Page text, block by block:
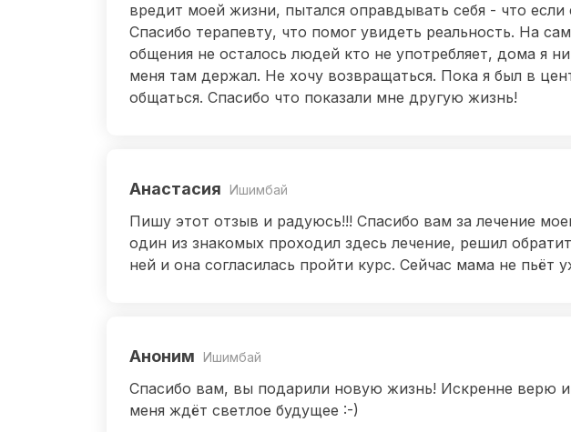
вредит моей жизни, пытался оправдывать себя - что если
Спасибо терапевту, что помог увидеть реальность. На
общения не осталось людей кто не употребляет, дома я
меня там держал. Не хочу возвращаться. Пока я был в
общаться. Спасибо что показали мне другую жизнь!
Анастасия Ишимбай
Пишу этот отзыв и радуюсь!!! Спасибо вам за лечение
один из знакомых проходил здесь лечение, решил
ней и она согласилась пройти курс. Сейчас мама не пьёт
Аноним Ишимбай
Спасибо вам, вы подарили новую жизнь! Искренне верю
меня ждёт светлое будущее :-)